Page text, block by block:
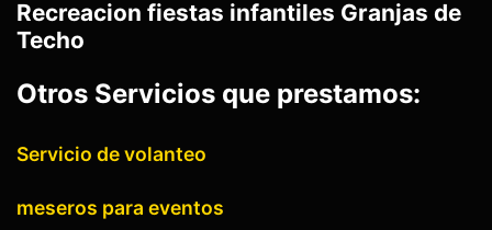
Recreacion fiestas infantiles Granjas de
Techo
Otros Servicios que prestamos:
Servicio de volanteo
meseros para eventos